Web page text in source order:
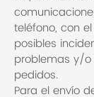
teléfono, con
posibles
problemas y/
pedidos.
Para el envío